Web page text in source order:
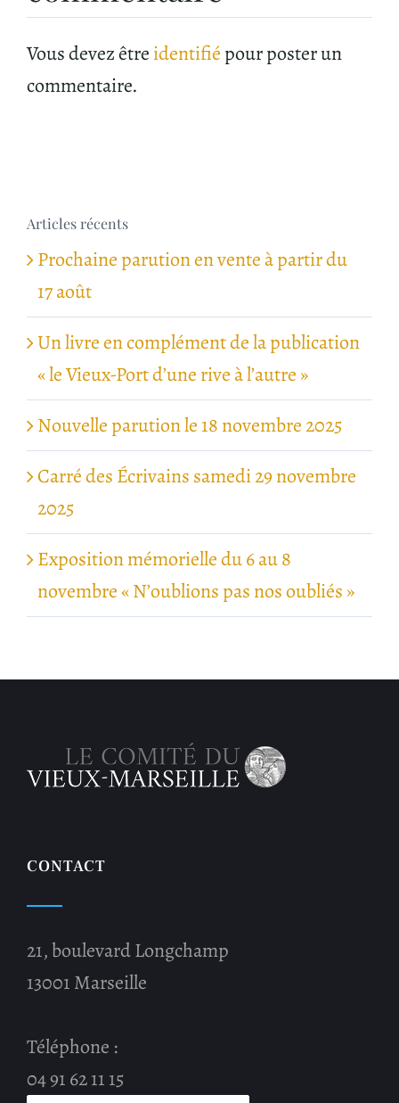
Vous devez être identifié pour poster un
commentaire.
Articles récents
Prochaine parution en vente à partir du
17 août
Un livre en complément de la publication
« le Vieux-Port d’une rive à l’autre »
Nouvelle parution le 18 novembre 2025
Carré des Écrivains samedi 29 novembre
2025
Exposition mémorielle du 6 au 8
novembre « N’oublions pas nos oubliés »
CONTACT
21, boulevard Longchamp
13001 Marseille
Téléphone :
04 91 62 11 15